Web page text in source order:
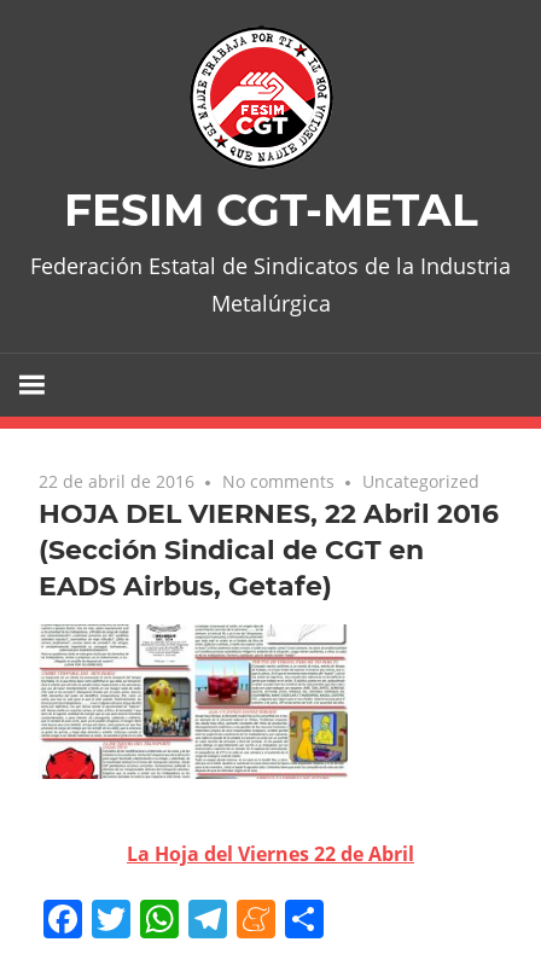
FESIM CGT-METAL
Federación Estatal de Sindicatos de la Industria
Metalúrgica
22 de abril de 2016 No comments Uncategorized
HOJA DEL VIERNES, 22 Abril 2016
(Sección Sindical de CGT en
EADS Airbus, Getafe)
La Hoja del Viernes 22 de Abril
Facebook
Twitter
WhatsApp
Telegram
Meneame